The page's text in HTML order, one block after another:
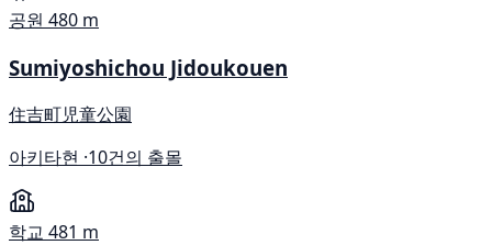
공원 480 m
Sumiyoshichou Jidoukouen
住吉町児童公園
아키타현 ·10건의 출몰
학교 481 m